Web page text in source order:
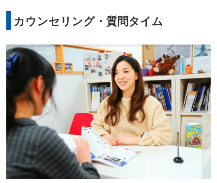
カウンセリング・質問タイム